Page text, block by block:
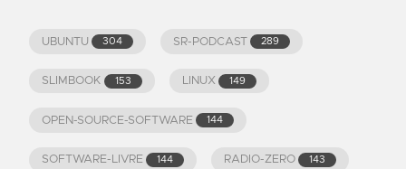
UBUNTU 304 SR-PODCAST 289
SLIMBOOK 153 LINUX 149
OPEN-SOURCE-SOFTWARE 144
SOFTWARE-LIVRE 144 RADIO-ZERO 143